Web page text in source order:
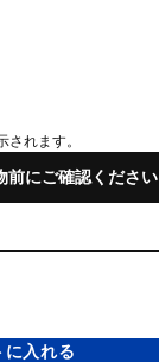
れます。
前にご確認ください
に入れる